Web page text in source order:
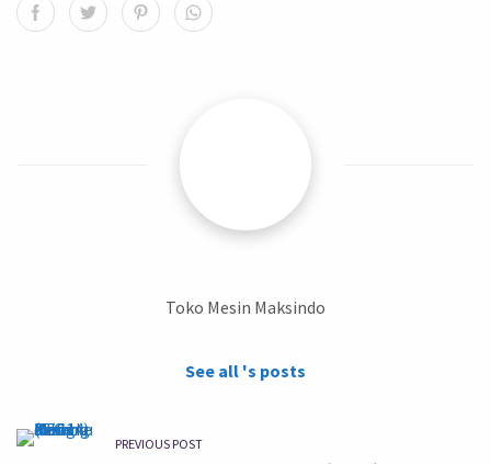
Toko Mesin Maksindo
See all 's posts
PREVIOUS POST